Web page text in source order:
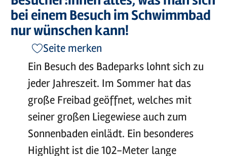
bei einem Besuch im Schwimmbad
nur wünschen kann!
Seite merken
Ein Besuch des Badeparks lohnt sich zu
jeder Jahreszeit. Im Sommer hat das
große Freibad geöffnet, welches mit
seiner großen Liegewiese auch zum
Sonnenbaden einlädt. Ein besonderes
Highlight ist die 102-Meter lange